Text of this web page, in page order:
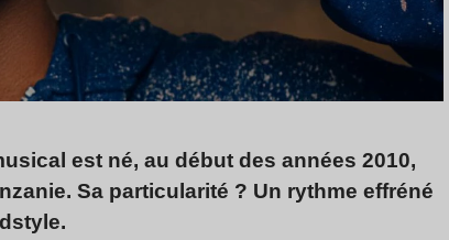
est né, au début des années 2010,
Sa particularité ? Un rythme effréné